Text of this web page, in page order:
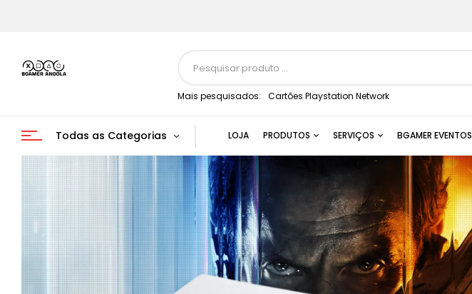
Mais pesquisados: Cartões Playstation Network
Todas as Categorias LOJA PRODUTOS SERVIÇOS BGAMER EVENTOS